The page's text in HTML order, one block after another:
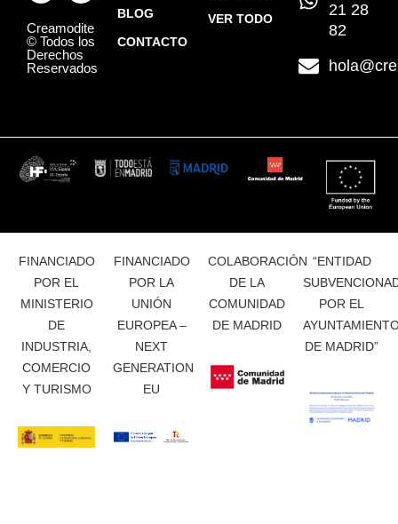
Creamodite
© Todos los
Derechos
Reservados
BLOG
CONTACTO
VER TODO
21 28
82
FINANCIADO
POR EL
MINISTERIO
DE
INDUSTRIA,
COMERCIO
Y TURISMO
FINANCIADO
POR LA
UNIÓN
EUROPEA –
NEXT
GENERATION
EU
COLABORACIÓN
DE LA
COMUNIDAD
DE MADRID
“ENTIDAD
POR EL
DE MADRID”